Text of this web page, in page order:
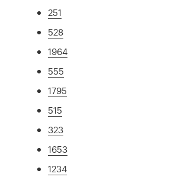
251
528
1964
555
1795
515
323
1653
1234